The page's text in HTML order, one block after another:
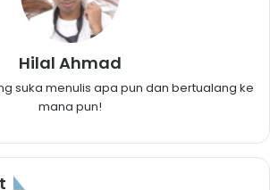
Hilal Ahmad
suka menulis apa pun dan bertualang ke
mana pun!